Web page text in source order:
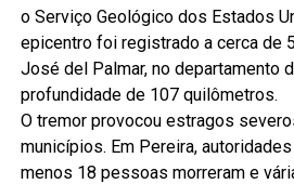
o Serviço Geológico dos Estados
epicentro foi registrado a cerca de
José del Palmar, no departamento
profundidade de 107 quilômetros.
O tremor provocou estragos
municípios. Em Pereira,
menos 18 pessoas morreram e